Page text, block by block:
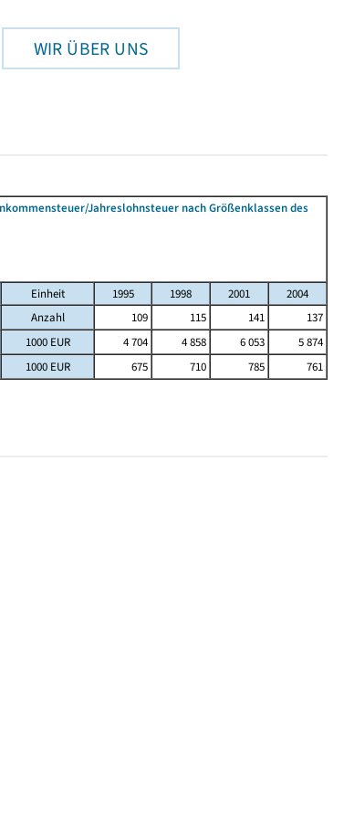
WIR ÜBER UNS
Jahreslohnsteuer nach Größenklassen des
Einheit 1995 1998 2001
2004
Anzahl 109 115 141
137
1000 EUR 4 704 4 858 6 053
5 874
1000 EUR 675 710 785 761